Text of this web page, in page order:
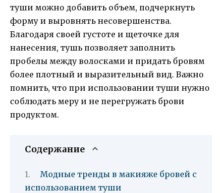
туши можно добавить объем, подчеркнуть
форму и выровнять несовершенства.
Благодаря своей густоте и щеточке для
нанесения, тушь позволяет заполнить
пробелы между волосками и придать бровям
более плотный и выразительный вид. Важно
помнить, что при использовании туши нужно
соблюдать меру и не перегружать брови
продуктом.
Содержание
Модные тренды в макияже бровей с
использованием туши